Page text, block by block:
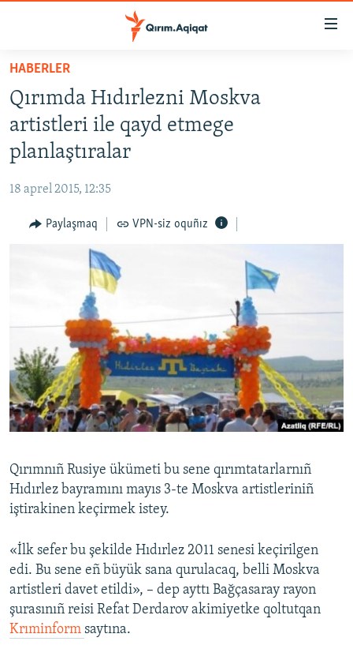
Esas
qaytmaq
Baş
navigatsiyağa
qaytmaq
Qıdıruvğa
qaytmaq
HABERLER
SİYASET
İQTİSADİYAT
MEDENİYET
İNSAN AQLARI
Русский
Українською
HABERLER
Qırımda Hıdırlezni Moskva
artistleri ile qayd etmege
planlaştıralar
18 aprel 2015, 12:35
Paylaşmaq VPN-siz oquñız
Qırımnıñ Rusiye ükümeti bu sene qırımtatarlarnıñ
Hıdırlez bayramını mayıs 3-te Moskva artistleriniñ
iştirakinen keçirmek istey.
«İlk sefer bu şekilde Hıdırlez 2011 senesi keçirilgen
edi. Bu sene eñ büyük sana qurulacaq, belli Moskva
artistleri davet etildi», – dep ayttı Bağçasaray rayon
şurasınıñ reisi Refat Derdarov akimiyetke qoltutqan
Krıminform saytına.